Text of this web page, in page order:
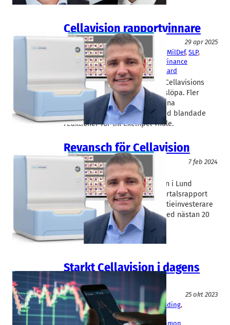
Cellavision rapportvinnare
Fakta
29 apr 2025
CellaVision, Enzymatica Klara Bo MilDef, SLP
Thule
Västra Hamnen Corporate Finance
Mattias Ankarberg, Simon Østergaard
Aktiemarknaden jublade över Cellavisions
rapport efter en fyraårig utförslöpa. Fler
skånska börsbolag kom med sina
kvartalssiffror på tisdagen, med blandade
reaktioner för till exempel Thule.
Revansch för Cellavision
Medicinteknik/Lab
7 feb 2024
CellaVision
Simon Østergaard
Blodanalysföretaget Cellavision i Lund
serverade på onsdagen en kvartalsrapport
som var en rökare i krysset. Aktieinvesterare
svarade med att lyfta aktien med nästan 20
procent.
Starkt Cellavision i dagens
rapportflod
Fakta
25 okt 2023
Alfa Laval
CellaVision, Midway Holding
Sparbanken Skåne, Swedencare
Håkan Lagerberg
, Rasmus Roos Simon